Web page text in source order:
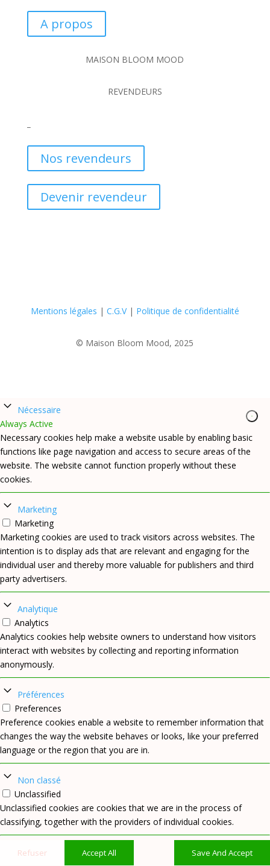
A propos
MAISON BLOOM MOOD
REVENDEURS
Nos revendeurs
Devenir revendeur
Mentions légales | C.G.V| Politique de confidentialité
© Maison Bloom Mood, 2025
Nécessaire
Always Active
Necessary cookies help make a website usable by enabling basic
functions like page navigation and access to secure areas of the
website. The website cannot function properly without these
cookies.
Marketing
Marketing
Marketing cookies are used to track visitors across websites. The
intention is to display ads that are relevant and engaging for the
individual user and thereby more valuable for publishers and third
party advertisers.
Analytique
Analytics
Analytics cookies help website owners to understand how visitors
interact with websites by collecting and reporting information
anonymously.
Préférences
Preferences
Preference cookies enable a website to remember information that
changes the way the website behaves or looks, like your preferred
language or the region that you are in.
Non classé
Unclassified
Unclassified cookies are cookies that we are in the process of
classifying, together with the providers of individual cookies.
Refuser Accept All Save And Accept